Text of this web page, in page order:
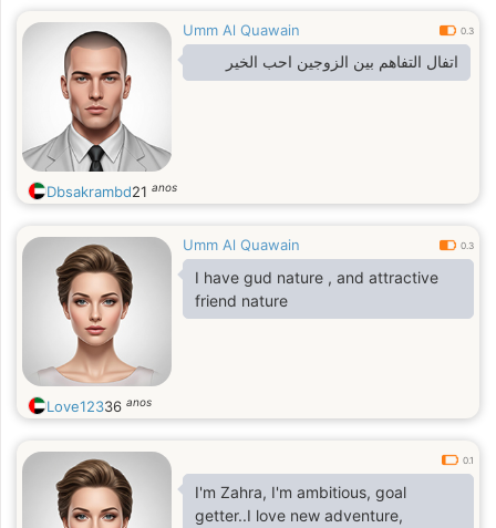
Umm Al Quawain 0.3
اتفال التفاهم بين الزوجين احب الخير
Dbsakrambd21 anos
Umm Al Quawain 0.3
I have gud nature , and attractive
friend nature
Love12336 anos
0.1
I'm Zahra, I'm ambitious, goal
getter..I love new adventure,